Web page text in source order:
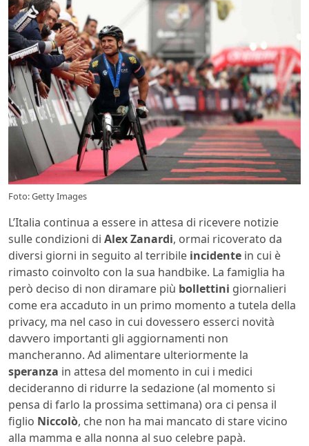
Foto: Getty Images
L’Italia continua a essere in attesa di ricevere notizie
sulle condizioni di Alex Zanardi, ormai ricoverato da
diversi giorni in seguito al terribile incidente in cui è
rimasto coinvolto con la sua handbike. La famiglia ha
però deciso di non diramare più bollettini giornalieri
come era accaduto in un primo momento a tutela della
privacy, ma nel caso in cui dovessero esserci novità
davvero importanti gli aggiornamenti non
mancheranno. Ad alimentare ulteriormente la
speranza in attesa del momento in cui i medici
decideranno di ridurre la sedazione (al momento si
pensa di farlo la prossima settimana) ora ci pensa il
figlio Niccolò, che non ha mai mancato di stare vicino
alla mamma e alla nonna al suo celebre papà.